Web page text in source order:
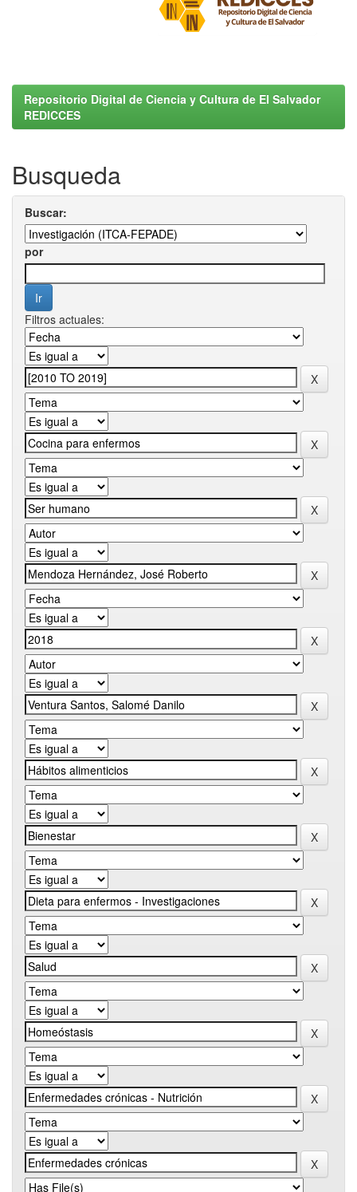
Repositorio Digital de Ciencia y Cultura de El Salvador
REDICCES
Busqueda
Buscar:
por
Filtros actuales: